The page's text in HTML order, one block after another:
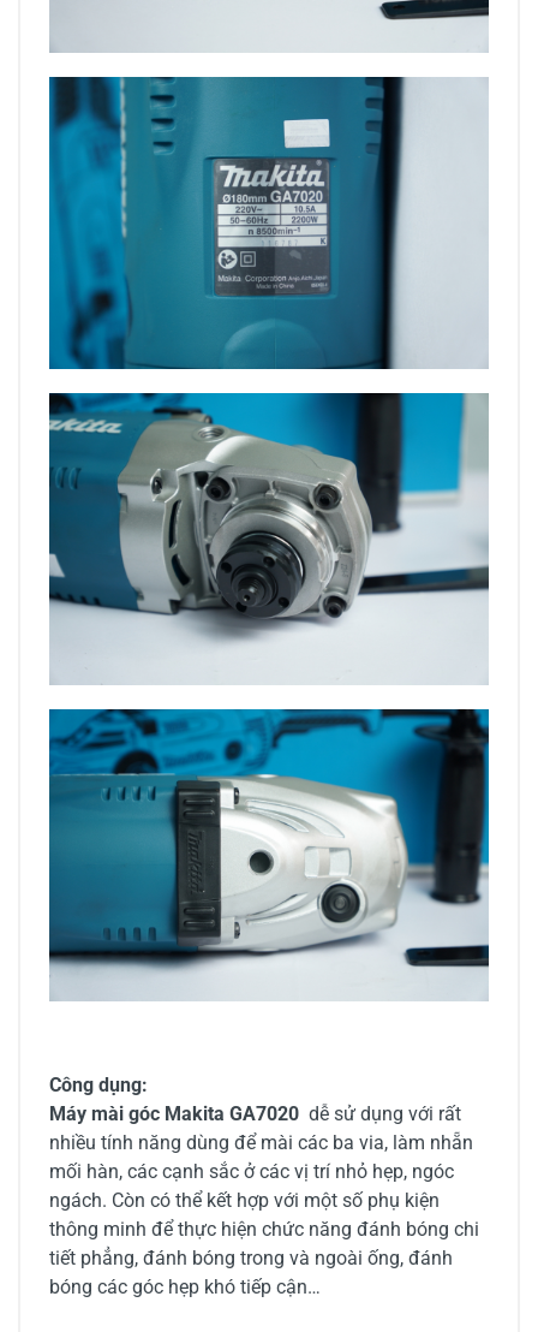
Công dụng:
Máy mài góc Makita GA7020 dễ sử dụng với rất
nhiều tính năng dùng để mài các ba via, làm nhẵn
mối hàn, các cạnh sắc ở các vị trí nhỏ hẹp, ngóc
ngách. Còn có thể kết hợp với một số phụ kiện
thông minh để thực hiện chức năng đánh bóng chi
tiết phẳng, đánh bóng trong và ngoài ống, đánh
bóng các góc hẹp khó tiếp cận…